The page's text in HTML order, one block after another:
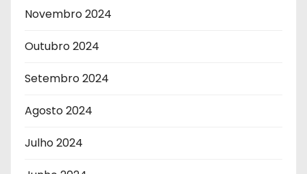
Novembro 2024
Outubro 2024
Setembro 2024
Agosto 2024
Julho 2024